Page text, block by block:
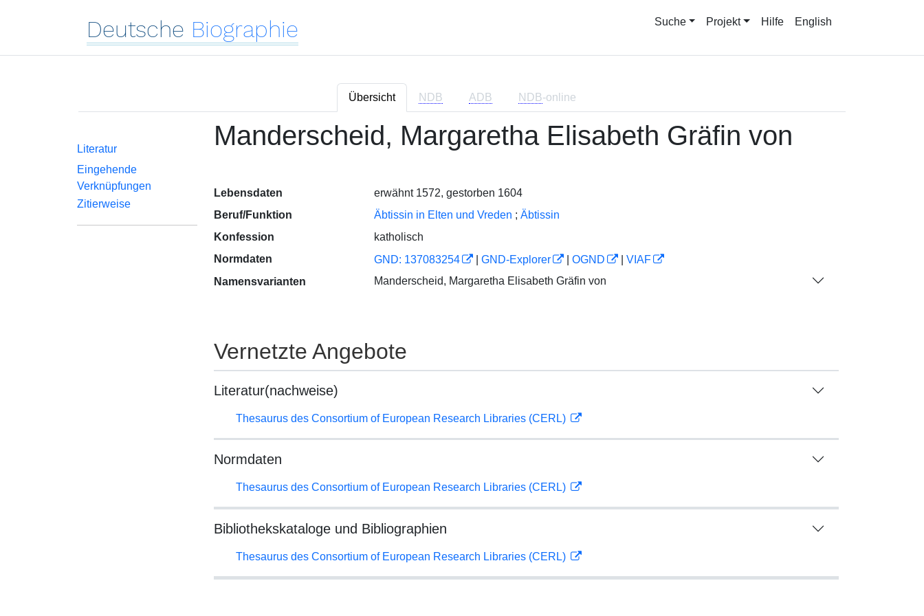
Deutsche Biographie Suche Projekt Hilfe English
Übersicht NDB ADB NDB-online
Literatur
Eingehende
Verknüpfungen
Zitierweise
Manderscheid, Margaretha Elisabeth Gräfin von
Lebensdaten
erwähnt 1572, gestorben 1604
Beruf/Funktion
Äbtissin in Elten und Vreden ; Äbtissin
Konfession
katholisch
Normdaten
GND: 137083254 GND-Explorer OGND
VIAF
Namensvarianten
Manderscheid, Margaretha Elisabeth Gräfin von
Vernetzte Angebote
Literatur(nachweise)
Thesaurus des Consortium of European Research Libraries (CERL)
Normdaten
Thesaurus des Consortium of European Research Libraries (CERL)
Bibliothekskataloge und Bibliographien
Thesaurus des Consortium of European Research Libraries (CERL)